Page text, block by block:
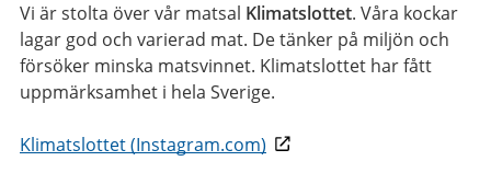
Vi är stolta över vår matsal Klimatslottet. Våra kockar
lagar god och varierad mat. De tänker på miljön och
försöker minska matsvinnet. Klimatslottet har fått
uppmärksamhet i hela Sverige.
Klimatslottet (Instagram.com)